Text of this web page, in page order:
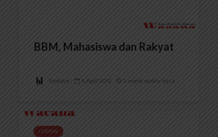
BBM, Mahasiswa dan Rakyat
Redaksi 6 April 2012 3 menit waktu baca
CERPEN